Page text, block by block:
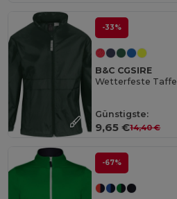
-33%
B&C CGSIRE
Günstigste:
9,65 €14,40 €
-67%